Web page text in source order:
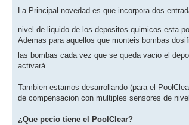
La Principal novedad es que incorpora dos
nivel de liquido de los depositos quimicos esta
Ademas para aquellos que monteis bombas
las bombas cada vez que se queda vacio el
activará.
Tambien estamos desarrollando (para el
de compensacion con multiples sensores de
¿Que pecio tiene el PoolClear?